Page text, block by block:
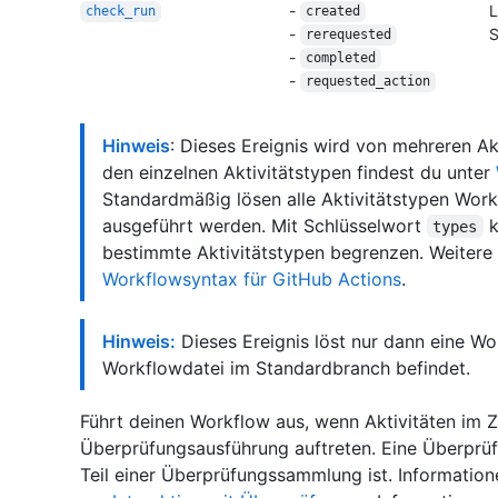
check_run - created
- rerequested
- completed
- requested_action
Hinweis: Dieses Ereignis wird von mehreren
den einzelnen Aktivitätstypen findest du unter
Standardmäßig lösen alle Aktivitätstypen
ausgeführt werden. Mit Schlüsselwort
types
bestimmte Aktivitätstypen begrenzen.
Workflowsyntax für GitHub Actions.
Hinweis: Dieses Ereignis löst nur dann eine
Workflowdatei im Standardbranch befindet.
Führt deinen Workflow aus, wenn Aktivitäten im
Überprüfungsausführung auftreten. Eine
Teil einer Überprüfungssammlung ist.